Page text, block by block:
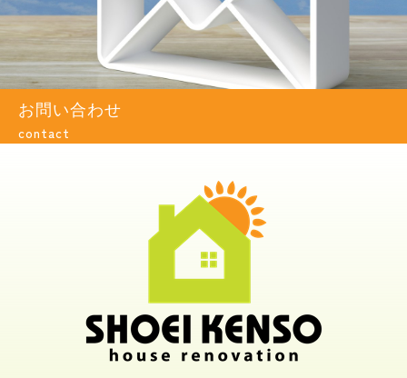
お問い合わせ
contact